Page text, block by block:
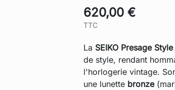
620,00 €
TTC
La SEIKO Presage
de style, rendant
l'horlogerie vintage.
une lunette bronze